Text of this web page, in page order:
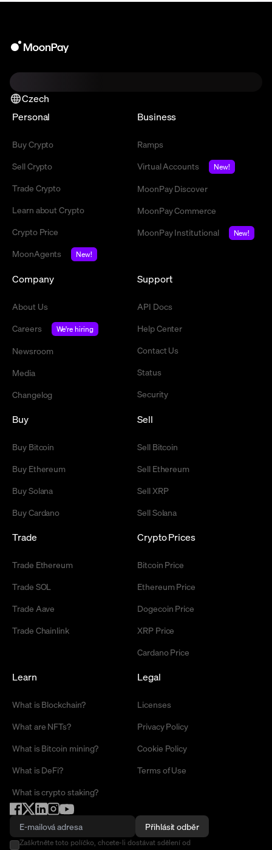
Czech
Personal
Buy Crypto
Sell Crypto
Trade Crypto
Learn about Crypto
Crypto Price
MoonAgents
New!
Business
Ramps
Virtual Accounts
New!
MoonPay Discover
MoonPay Commerce
MoonPay Institutional
New!
Company
About Us
Careers
We're hiring
Newsroom
Media
Changelog
Support
API Docs
Help Center
Contact Us
Status
Security
Buy
Buy Bitcoin
Buy Ethereum
Buy Solana
Buy Cardano
Sell
Sell Bitcoin
Sell Ethereum
Sell XRP
Sell Solana
Trade
Trade Ethereum
Trade SOL
Trade Aave
Trade Chainlink
Crypto Prices
Bitcoin Price
Ethereum Price
Dogecoin Price
XRP Price
Cardano Price
Learn
What is Blockchain?
What are NFTs?
What is Bitcoin mining?
What is DeFi?
What is crypto staking?
Legal
Licenses
Privacy Policy
Cookie Policy
Terms of Use
Přihlásit odběr
Zaškrtněte toto políčko, chcete-li dostávat sdělení od